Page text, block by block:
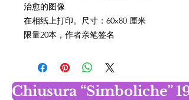
治愈的图像
在相纸上打印。尺寸：60x80 厘米
限量20本，作者亲笔签名
Chiusura “Simboliche”